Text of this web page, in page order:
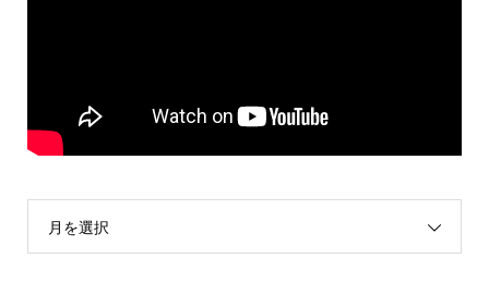
月を選択